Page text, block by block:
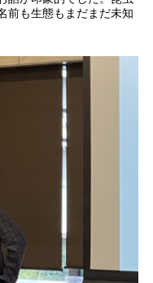
前も生態もまだまだ未知